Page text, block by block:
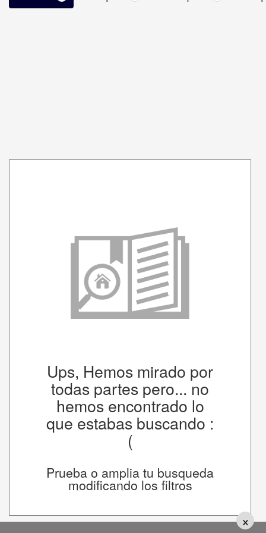
Ups, Hemos mirado por
todas partes pero... no
hemos encontrado lo
que estabas buscando :
(
Prueba o amplia tu busqueda
modificando los filtros
×